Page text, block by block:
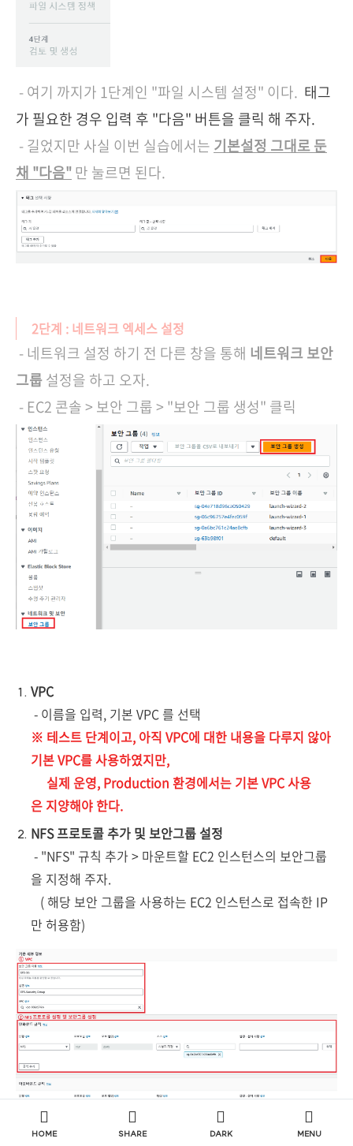
- 여기 까지가 1단계인 "파일 시스템 설정" 이다. 태그
가 필요한 경우 입력 후 "다음" 버튼을 클릭 해 주자.
- 길었지만 사실 이번 실습에서는 기본설정 그대로 둔
채 "다음"만 눌르면 된다.
2단계 : 네트워크 엑세스 설정
- 네트워크 설정 하기 전 다른 창을 통해 네트워크 보안
그룹설정을 하고 오자.
- EC2 콘솔 > 보안 그룹 > "보안 그룹 생성" 클릭
VPC
- 이름을 입력, 기본 VPC 를 선택
※ 테스트 단계이고, 아직 VPC에 대한 내용을 다루지 않아
기본 VPC를 사용하였지만,
실제 운영, Production 환경에서는 기본 VPC 사용
은 지양해야 한다.
NFS 프로토콜 추가 및 보안그룹 설정
- "NFS" 규칙 추가 > 마운트할 EC2 인스턴스의 보안그룹
을 지정해 주자.
( 해당 보안 그룹을 사용하는 EC2 인스턴스로 접속한 IP
만 허용함)
HOME SHARE DARK MENU